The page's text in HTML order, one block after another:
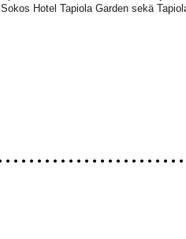
Sokos Hotel Tapiola Garden sekä